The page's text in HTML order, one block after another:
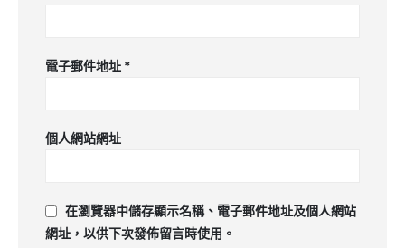
電子郵件地址 *
個人網站網址
在瀏覽器中儲存顯示名稱、電子郵件地址及個人網站
網址，以供下次發佈留言時使用。